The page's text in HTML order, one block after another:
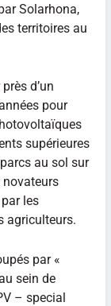
Solarhona,
territoires au
d’un
pour
supérieures
au sol sur
les
agriculteurs.
par «
sein de
– special